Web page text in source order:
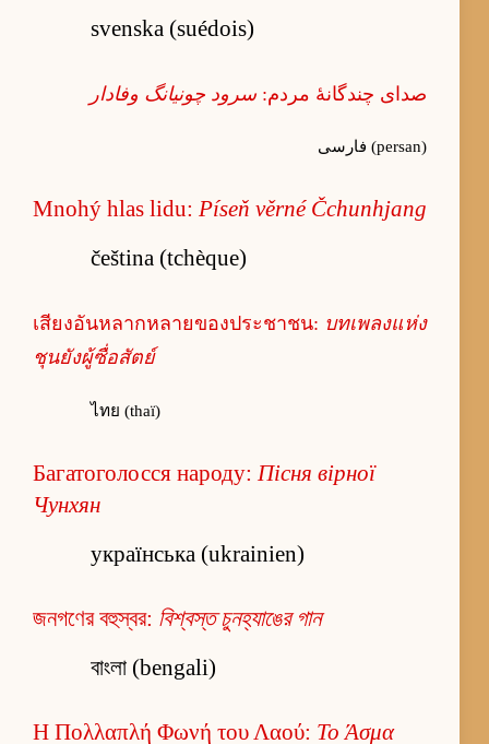
svenska (suédois)
صدای چندگانهٔ مردم: سرود چونیانگ وفادار
فارسی (persan)
Mnohý hlas lidu: Píseň věrné Čchunhjang
čeština (tchèque)
เสียงอันหลากหลายของประชาชน: บทเพลงแห่ง
ชุนยังผู้ซื่อสัตย์
ไทย (thaï)
Багатоголосся народу: Пісня вірної
Чунхян
українська (ukrainien)
জনগণের বহুস্বর: বিশ্বস্ত চুনহ্যাঙের গান
বাংলা (bengali)
Η Πολλαπλή Φωνή του Λαού: Το Άσμα